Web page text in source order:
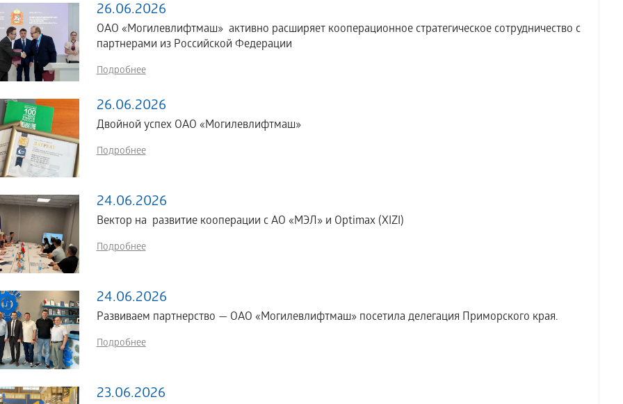
26.06.2026
ОАО «Могилевлифтмаш» активно расширяет кооперационное стратегическое сотрудничество с
партнерами из Российской Федерации
Подробнее
26.06.2026
Двойной успех ОАО «Могилевлифтмаш»
Подробнее
24.06.2026
Вектор на развитие кооперации с АО «МЭЛ» и Optimax (XIZI)
Подробнее
24.06.2026
Развиваем партнерство — ОАО «Могилевлифтмаш» посетила делегация Приморского края.
Подробнее
23.06.2026